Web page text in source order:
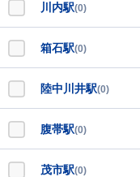
川内駅(0)
箱石駅(0)
陸中川井駅(0)
腹帯駅(0)
茂市駅(0)